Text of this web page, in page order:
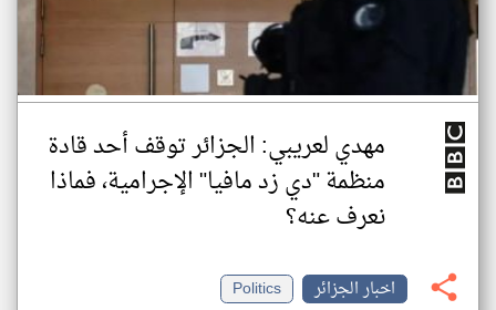
مهدي لعريبي: الجزائر توقف أحد قادة
منظمة "دي زد مافيا" الإجرامية، فماذا
نعرف عنه؟
اخبار الجزائر Politics